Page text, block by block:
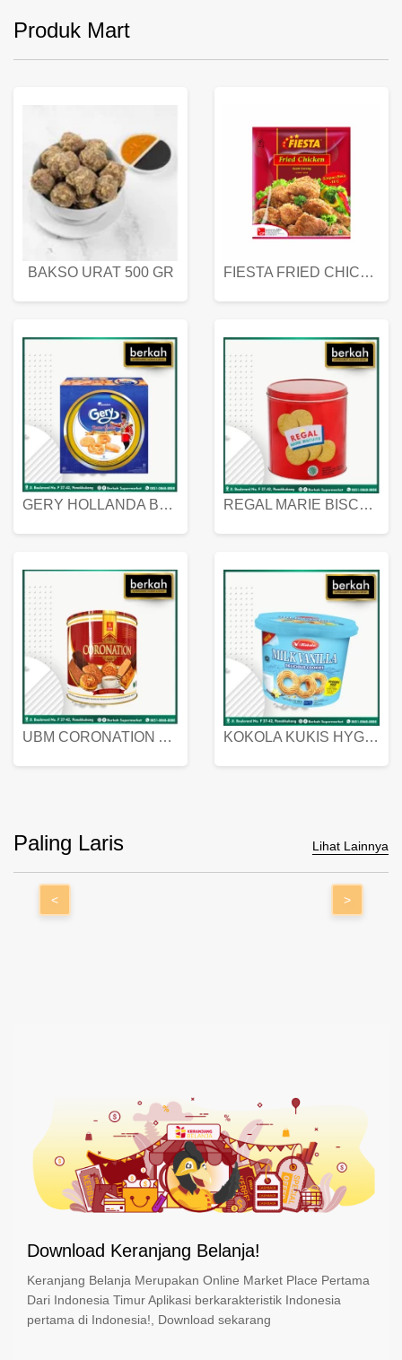
Produk Mart
BAKSO URAT 500 GR FIESTA FRIED CHICKEN 500 GR
GERY HOLLANDA BUTTER COOKIES 450 GRAM REGAL MARIE BISCUIT KALENG 550 GRAM
UBM CORONATION ASSORTED BISKUIT KALENG 450 GRAM KOKOLA KUKIS HYGIENIC MILK VANILLA PACK 320 GR
Paling Laris Lihat Lainnya
< >
Download Keranjang Belanja!
Keranjang Belanja Merupakan Online Market Place Pertama
Dari Indonesia Timur Aplikasi berkarakteristik Indonesia
pertama di Indonesia!, Download sekarang